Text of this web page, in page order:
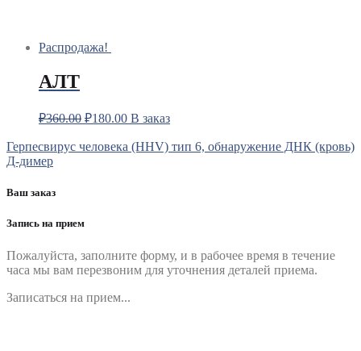
Распродажа!
АЛТ
₽360.00 ₽180.00 В заказ
Навигация
по
записям
Герпесвирус человека (HHV) тип 6, обнаружение ДНК (кровь)
Д-димер
Ваш заказ
Запись на прием
Пожалуйста, заполните форму, и в рабочее время в течение
часа мы вам перезвоним для уточнения деталей приема.
Записаться на прием...